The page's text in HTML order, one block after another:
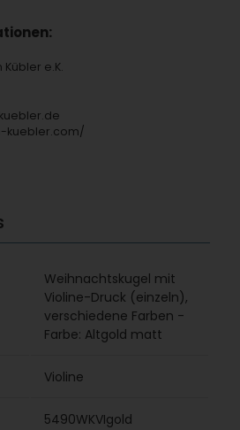
e.K.
kuebler.com/
Weihnachtskugel mit
Violine-Druck (einzeln),
verschiedene Farben -
Farbe: Altgold matt
Violine
5490WKVIgold